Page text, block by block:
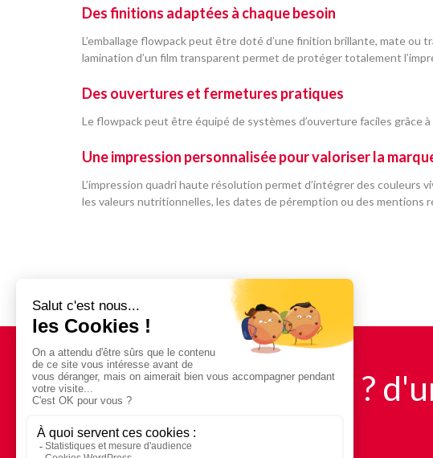
Des finitions adaptées à chaque besoin
L’emballage flowpack peut être doté d’une finition brillante, mate ou
lamination d’un film transparent permet de protéger totalement
Des ouvertures et fermetures pratiques
Le flowpack peut être équipé de systèmes d’ouverture faciles grâce
Une impression personnalisée pour valoriser la
L’impression quadri haute résolution permet d’intégrer des
les valeurs nutritionnelles, les dates de péremption ou des mentions
Besoin d'un devis ?